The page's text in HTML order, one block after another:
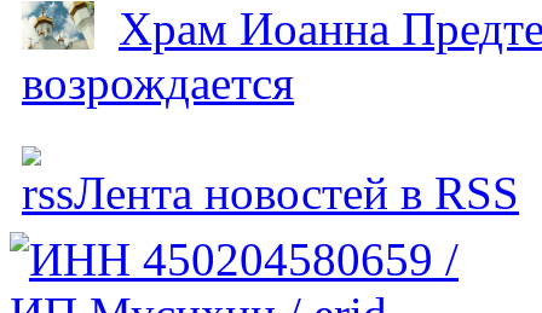
Храм Иоанна
возрождается
Лента новостей в RSS